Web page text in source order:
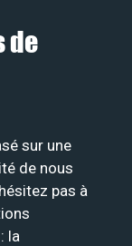
de
sur une
de nous
pas à
la